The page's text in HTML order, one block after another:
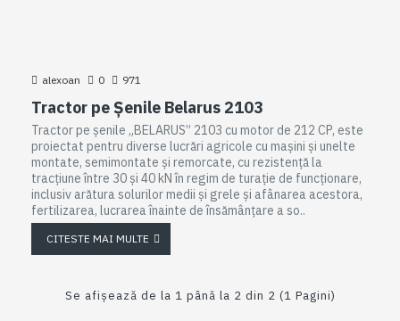
alexoan 0 971
Tractor pe Șenile Belarus 2103
Tractor pe șenile „BELARUS” 2103 cu motor de 212 CP, este
proiectat pentru diverse lucrări agricole cu mașini și unelte
montate, semimontate și remorcate, cu rezistență la
tracțiune între 30 și 40 kN în regim de turație de funcționare,
inclusiv arătura solurilor medii și grele și afânarea acestora,
fertilizarea, lucrarea înainte de însămânțare a so..
CITESTE MAI MULTE
Se afişează de la 1 până la 2 din 2 (1 Pagini)